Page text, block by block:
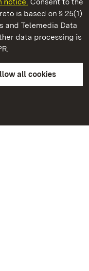
is based on § 25(1)
and Telemedia Data
data processing is
all cookies
Wuerttemberg